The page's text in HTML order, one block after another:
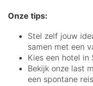
Onze tips:
Stel zelf jouw
samen met een
Kies een hotel in
Bekijk onze last
een spontane